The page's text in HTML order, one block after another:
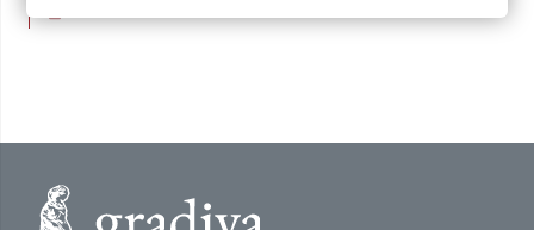
originalatual